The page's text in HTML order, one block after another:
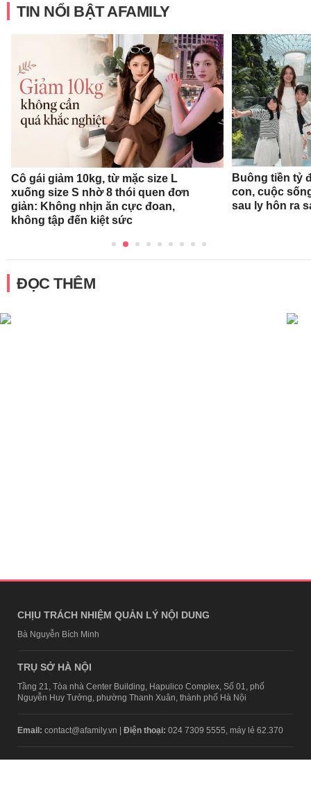
TIN NỔI BẬT AFAMILY
Cô gái giảm 10kg, từ mặc size L
xuống size S nhờ 8 thói quen đơn
giản: Không nhịn ăn cực đoan,
không tập đến kiệt sức
Buông tiền tỷ
con, cuộc
sau ly hôn ra
ĐỌC THÊM
CHỊU TRÁCH NHIỆM QUẢN LÝ NỘI DUNG
Bà Nguyễn Bích Minh
TRỤ SỞ HÀ NỘI
Tầng 21, Tòa nhà Center Building, Hapulico Complex, Số 01, phố
Nguyễn Huy Tưởng, phường Thanh Xuân, thành phố Hà Nội
Email: contact@afamily.vn | Điện thoại: 024 7309 5555, máy lẻ 62.370
VPĐD TẠI TP.HCM